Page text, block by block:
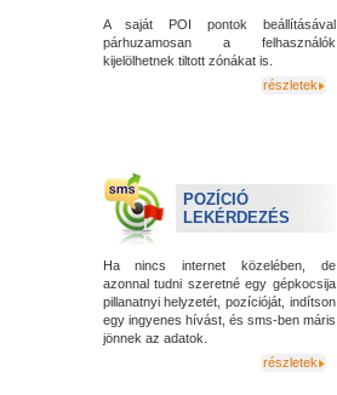
A saját POI pontok beállításával
párhuzamosan a felhasználók
kijelölhetnek tiltott zónákat is.
részletek
POZÍCIÓ
LEKÉRDEZÉS
Ha nincs internet közelében, de
azonnal tudni szeretné egy gépkocsija
pillanatnyi helyzetét, pozícióját, indítson
egy ingyenes hívást, és sms-ben máris
jönnek az adatok.
részletek